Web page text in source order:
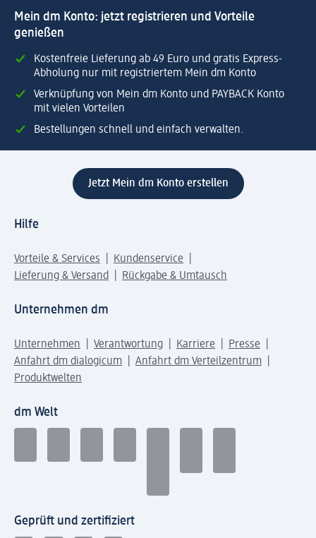
Mein dm Konto: jetzt registrieren und Vorteile
genießen
Kostenfreie Lieferung ab 49 Euro und gratis Express-
Abholung nur mit registriertem Mein dm Konto
Verknüpfung von Mein dm Konto und PAYBACK Konto
mit vielen Vorteilen
Bestellungen schnell und einfach verwalten.
Jetzt Mein dm Konto erstellen
Hilfe
Vorteile & Services
Kundenservice
Lieferung & Versand
Rückgabe & Umtausch
Unternehmen dm
Unternehmen Verantwortung Karriere
Presse
Anfahrt dm dialogicum
Anfahrt dm Verteilzentrum
Produktwelten
dm Welt
Geprüft und zertifiziert